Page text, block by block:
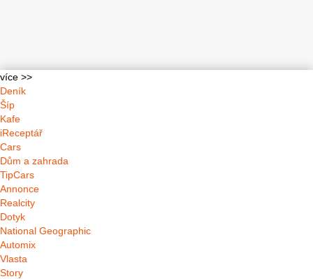
více >>
Deník
Šíp
Kafe
iReceptář
Cars
Dům a zahrada
TipCars
Annonce
Realcity
Dotyk
National Geographic
Automix
Vlasta
Story